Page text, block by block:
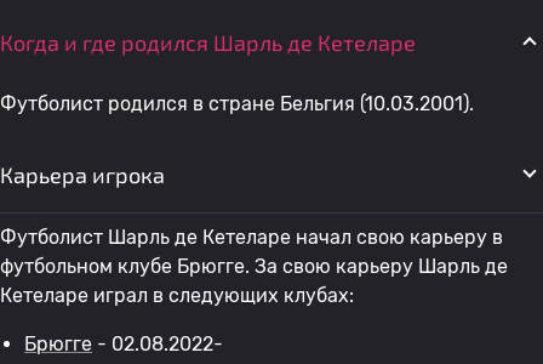
Когда и где родился Шарль де Кетеларе
Футболист родился в стране Бельгия (10.03.2001).
Карьера игрока
Футболист Шарль де Кетеларе начал свою карьеру в
футбольном клубе Брюгге. За свою карьеру Шарль де
Кетеларе играл в следующих клубах:
Брюгге - 02.08.2022-